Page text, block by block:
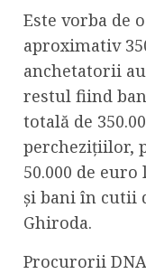
Este vorba de
aproximativ
anchetatorii
restul fiind
totală de
perchezițiilor,
50.000 de
și bani în cutii
Ghiroda.
Procurorii